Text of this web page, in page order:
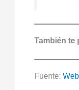
También te
Fuente: